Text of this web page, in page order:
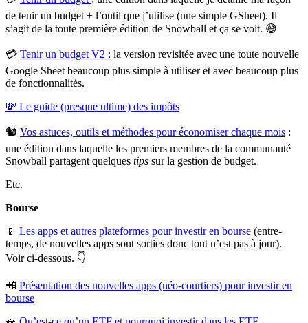
de tenir un budget + l’outil que j’utilise (une simple GSheet). Il
s’agit de la toute première édition de Snowball et ça se voit. 😅
💳 Tenir un budget V2 : la version revisitée avec une toute nouvelle
Google Sheet beaucoup plus simple à utiliser et avec beaucoup plus
de fonctionnalités.
💸 Le guide (presque ultime) des impôts
🐿 Vos astuces, outils et méthodes pour économiser chaque mois :
une édition dans laquelle les premiers membres de la communauté
Snowball partagent quelques tips sur la gestion de budget.
Etc.
Bourse
📱 Les apps et autres plateformes pour investir en bourse (entre-
temps, de nouvelles apps sont sorties donc tout n’est pas à jour).
Voir ci-dessous. 👇
📲 Présentation des nouvelles apps (néo-courtiers) pour investir en
bourse